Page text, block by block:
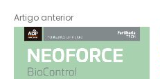
Artigo anterior